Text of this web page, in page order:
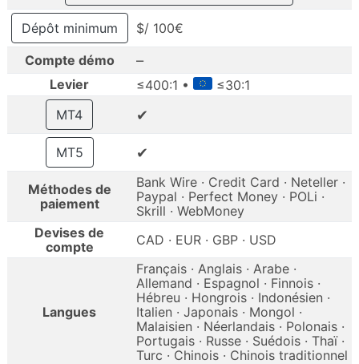
Dépôt minimum
$/ 100€
Compte démo
–
Levier ≤400:1 •
≤30:1
MT4
✔
MT5 ✔
Méthodes de
paiement
Bank Wire · Credit Card · Neteller ·
Paypal · Perfect Money · POLi ·
Skrill · WebMoney
Devises de
compte
CAD · EUR · GBP · USD
Langues
Français · Anglais · Arabe ·
Allemand · Espagnol · Finnois ·
Hébreu · Hongrois · Indonésien ·
Italien · Japonais · Mongol ·
Malaisien · Néerlandais · Polonais ·
Portugais · Russe · Suédois · Thaï ·
Turc · Chinois · Chinois traditionnel